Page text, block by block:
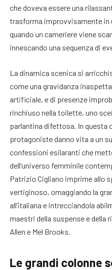
che doveva essere una
trasforma improvvisamente in
quando un cameriere viene
innescando una sequenza di
La dinamica scenica si
come una gravidanza
artificiale, e di presenze
rinchiuso nella toilette, uno
parlantina difettosa . In
protagoniste danno vita a un
confessioni esilaranti che
dell’universo femminile
Patrizio Cigliano imprime allo
vertiginoso, omaggiando la
all’italiana e intrecciandola
maestri della suspense e della
Allen e Mel Brooks
Le grandi colonne